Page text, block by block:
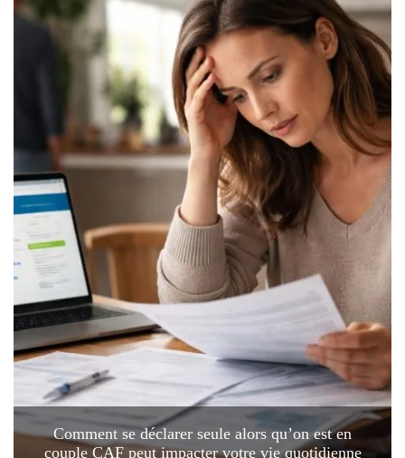
Comment se déclarer seule alors qu’on est en
couple CAF peut impacter votre vie quotidienne